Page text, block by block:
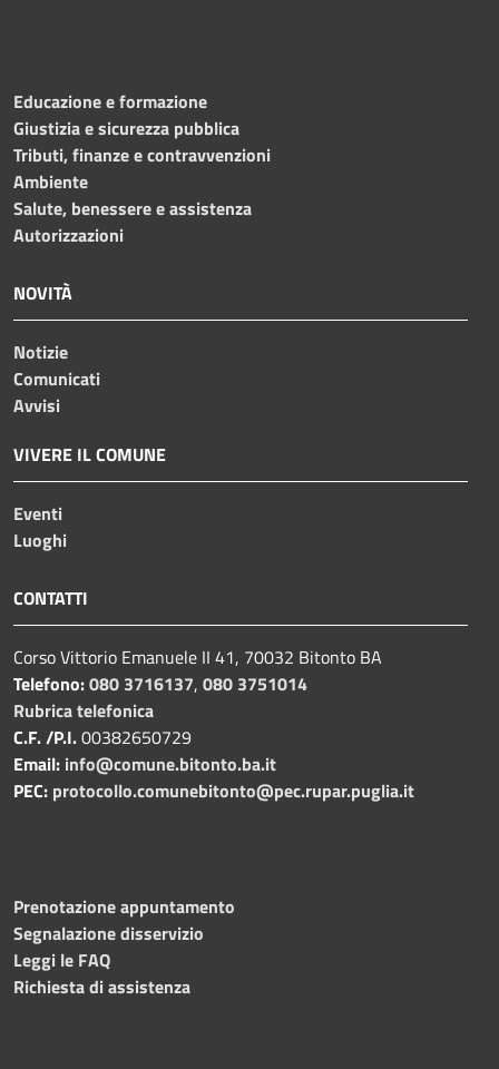
Educazione e formazione
Giustizia e sicurezza pubblica
Tributi, finanze e contravvenzioni
Ambiente
Salute, benessere e assistenza
Autorizzazioni
NOVITÀ
Notizie
Comunicati
Avvisi
VIVERE IL COMUNE
Eventi
Luoghi
CONTATTI
Corso Vittorio Emanuele II 41, 70032 Bitonto BA
Telefono:080 3716137, 080 3751014
Rubrica telefonica
C.F. /P.I.00382650729
Email: info@comune.bitonto.ba.it
PEC: protocollo.comunebitonto@pec.rupar.puglia.it
Prenotazione appuntamento
Segnalazione disservizio
Leggi le FAQ
Richiesta di assistenza